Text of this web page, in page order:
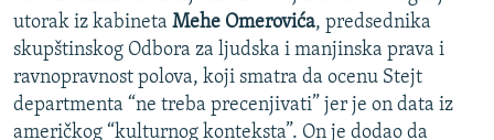
utorak iz kabineta Mehe Omerovića, predsednika
skupštinskog Odbora za ljudska i manjinska prava i
ravnopravnost polova, koji smatra da ocenu Stejt
departmenta “ne treba precenjivati” jer je on data iz
američkog “kulturnog konteksta”. On je dodao da